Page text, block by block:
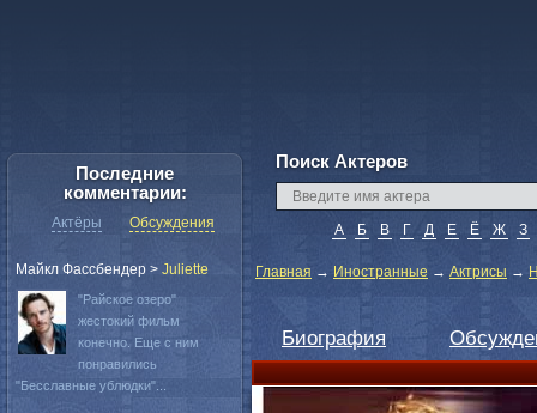
Поиск Актеров
А Б В Г Д Е Ё Ж З
Главная → Иностранные → Актрисы →
Биография
Последние
комментарии:
Актёры Обсуждения
Майкл Фассбендер > Juliette
"Райское озеро"
жестокий фильм
конечно. Еще с ним
понравились
"Бесславные ублюдки"...